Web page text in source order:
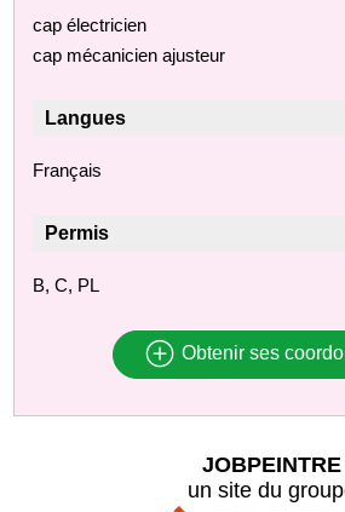
cap électricien
cap mécanicien ajusteur
Langues
Français
Permis
B, C, PL
Obtenir ses
JOBPEINTRE
un site du